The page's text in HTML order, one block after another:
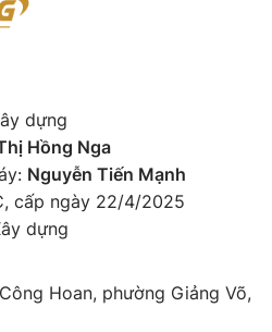
dựng
Hồng Nga
Nguyễn Tiến Mạnh
cấp ngày 22/4/2025
dựng
Hoan, phường Giảng Võ,